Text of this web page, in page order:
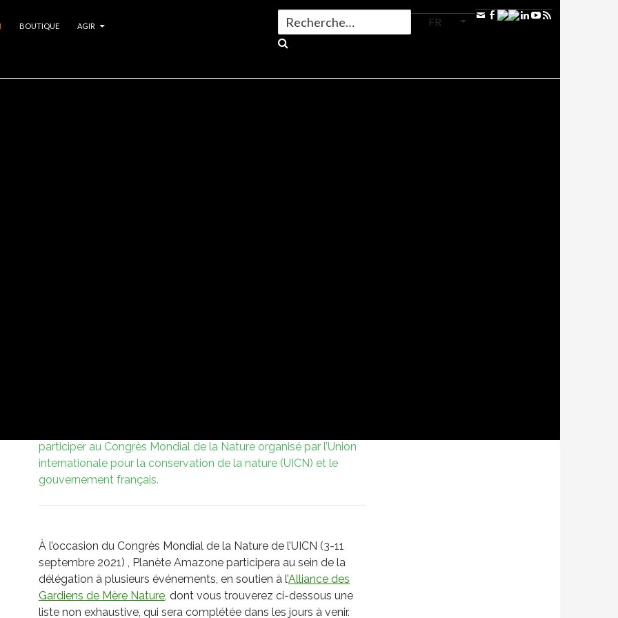
BOUTIQUE AGIR FR
Search
for:
participer au Congrès Mondial de la Nature organisé par l’Union
internationale pour la conservation de la nature (UICN) et le
gouvernement français.
À l’occasion du Congrès Mondial de la Nature de l’UICN (3-11
septembre 2021) , Planète Amazone participera au sein de la
délégation à plusieurs événements, en soutien à l’Alliance des
Gardiens de Mère Nature, dont vous trouverez ci-dessous une
liste non exhaustive, qui sera complétée dans les jours à venir.